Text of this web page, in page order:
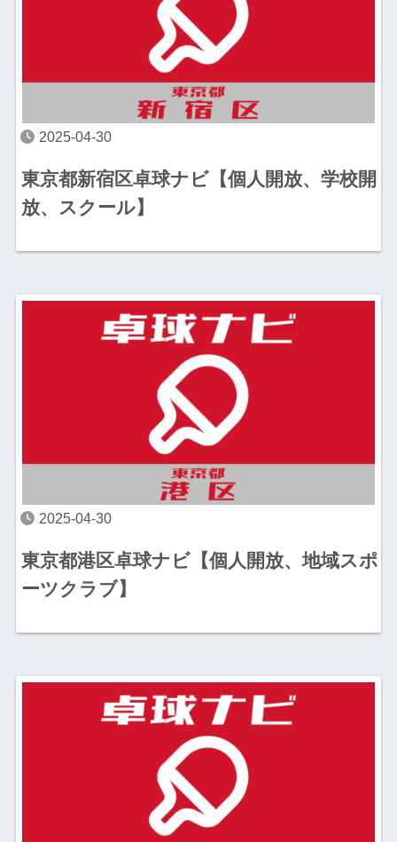
2025-04-30
東京都新宿区卓球ナビ【個人開放、学校開
放、スクール】
2025-04-30
東京都港区卓球ナビ【個人開放、地域スポ
ーツクラブ】